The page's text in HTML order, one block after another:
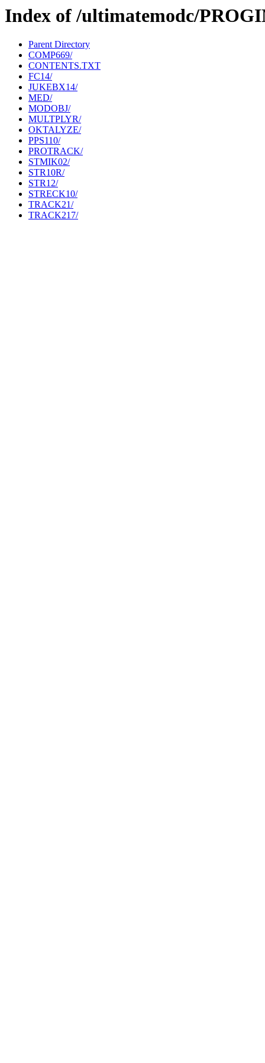
Index of /ultimatemodc/
Parent Directory
COMP669/
CONTENTS.TXT
FC14/
JUKEBX14/
MED/
MODOBJ/
MULTPLYR/
OKTALYZE/
PPS110/
PROTRACK/
STMIK02/
STR10R/
STR12/
STRECK10/
TRACK21/
TRACK217/